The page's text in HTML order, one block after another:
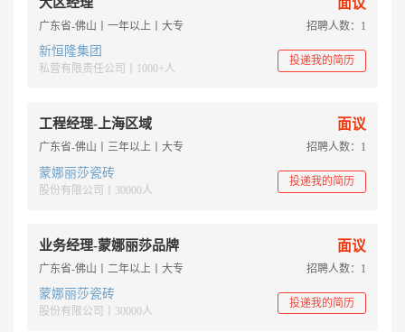
面议
广东省-佛山丨一年以上丨大专 招聘人数：1
新恒隆集团
私营有限责任公司丨1000+人
投递我的简历
工程经理-上海区域 面议
广东省-佛山丨三年以上丨大专 招聘人数：1
蒙娜丽莎瓷砖
股份有限公司丨30000人
投递我的简历
业务经理-蒙娜丽莎品牌 面议
广东省-佛山丨二年以上丨大专 招聘人数：1
蒙娜丽莎瓷砖
股份有限公司丨30000人
投递我的简历